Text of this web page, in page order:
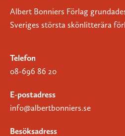
Albert Bonniers Förlag
Sveriges största skönlitterära
Telefon
08-696 86 20
E-postadress
info@albertbonniers.se
Besöksadress